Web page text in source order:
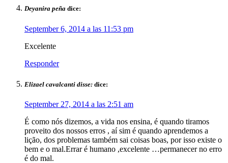
Deyanira peña dice:
September 6, 2014 a las 11:53 pm
Excelente
Responder
Elizael cavalcanti disse: dice:
September 27, 2014 a las 2:51 am
É como nós dizemos, a vida nos ensina, é quando tiramos
proveito dos nossos erros , aí sim é quando aprendemos a
lição, dos problemas também sai coisas boas, por isso existe o
bem e o mal.Errar é humano ,excelente …permanecer no erro
é do mal.